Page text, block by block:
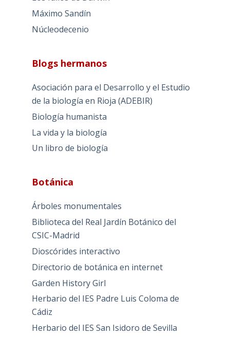
Máximo Sandín
Núcleodecenio
Blogs hermanos
Asociación para el Desarrollo y el Estudio
de la biología en Rioja (ADEBIR)
Biología humanista
La vida y la biología
Un libro de biología
Botánica
Árboles monumentales
Biblioteca del Real Jardín Botánico del
CSIC-Madrid
Dioscórides interactivo
Directorio de botánica en internet
Garden History Girl
Herbario del IES Padre Luis Coloma de
Cádiz
Herbario del IES San Isidoro de Sevilla